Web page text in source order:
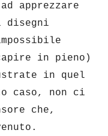
apprezzare
disegni
in pieno)
in quel
caso, non ci
che,